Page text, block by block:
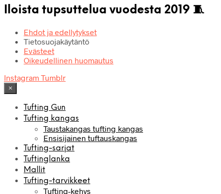
Iloista tupsuttelua vuodesta 2019 🧵
Ehdot ja edellytykset
Tietosuojakäytäntö
Evästeet
Oikeudellinen huomautus
Instagram Tumblr
×
Tufting Gun
Tufting kangas
Taustakangas tufting kangas
Ensisijainen tuftauskangas
Tufting-sarjat
Tuftinglanka
Mallit
Tufting-tarvikkeet
Tufting-kehys